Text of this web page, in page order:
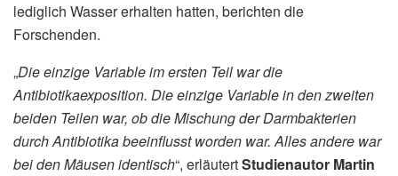
lediglich Wasser erhalten hatten, berichten die
Forschenden.
„Die einzige Variable im ersten Teil war die
Antibiotikaexposition. Die einzige Variable in den zweiten
beiden Teilen war, ob die Mischung der Darmbakterien
durch Antibiotika beeinflusst worden war. Alles andere war
bei den Mäusen identisch“, erläutertStudienautor Martin